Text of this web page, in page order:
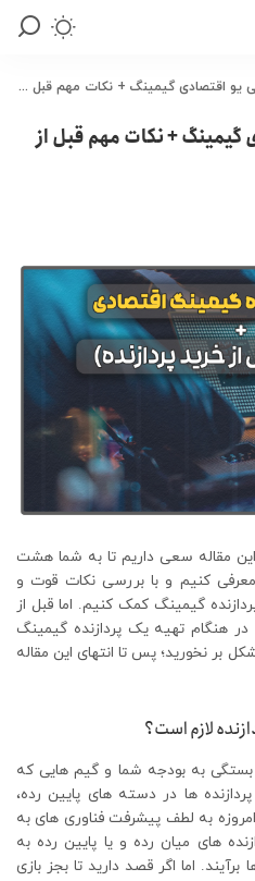
گیمینگ + نکات مهم قبل از
مقاله سعی داریم تا به شما هشت
معرفی کنیم و با بررسی نکات قوت و
گیمینگ کمک کنیم. اما قبل از
هنگام تهیه یک پردازنده گیمینگ
بر نخورید؛ پس تا انتهای این مقاله
لازم است؟
بستگی به بودجه شما و گیم هایی که
ها در دسته های پایین رده،
امروزه به لطف پیشرفت فناوری های به
های میان رده و یا پایین رده به
اما اگر قصد دارید تا بجز بازی